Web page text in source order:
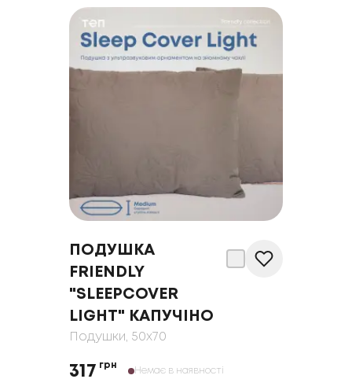
ПОДУШКА
FRIENDLY
"SLEEPCOVER
LIGHT" КАПУЧІНО
Подушки, 50x70
317 грн
Немає в наявності